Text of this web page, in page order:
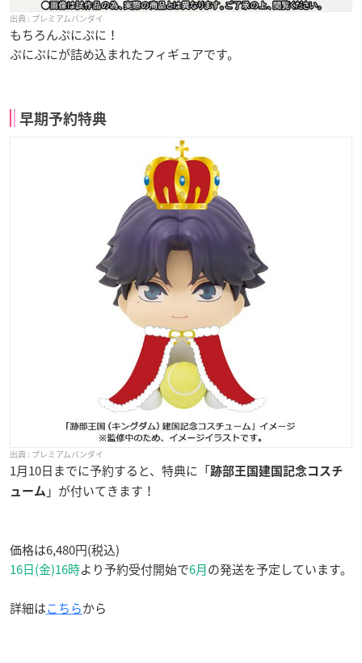
プレミアムバンダイ
もちろんぷにぷに！
ぷにぷにが詰め込まれたフィギュアです。
早期予約特典
プレミアムバンダイ
1月10日までに予約すると、特典に「跡部王国建国記念コスチ
ューム 」が付いてきます！
価格は6,480円(税込)
16日(金)16時より予約受付開始で6月の発送を予定しています。
詳細はこちらから